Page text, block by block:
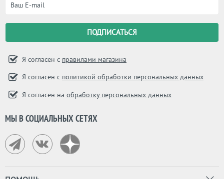
Я согласен с правилами магазина
Я согласен с политикой обработки персональных данных
Я согласен на обработку персональных данных
МЫ В СОЦИАЛЬНЫХ СЕТЯХ